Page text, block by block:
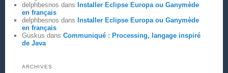
delphbesnos dans Installer Eclipse Europa ou Ganymède
en français
delphbesnos dans Installer Eclipse Europa ou Ganymède
en français
Guskus dans Communiqué : Processing, langage inspiré
de Java
ARCHIVES